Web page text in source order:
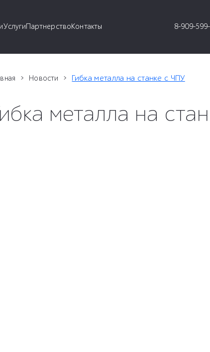
УслугиПартнерствоКонтакты 8-909-
Новости Гибка металла на станке с ЧПУ
металла на